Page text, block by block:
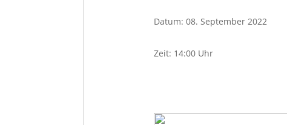
Datum: 08. September 2022
Zeit: 14:00 Uhr